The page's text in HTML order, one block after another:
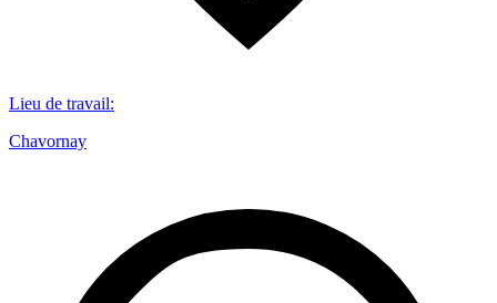
Lieu de travail:
Chavornay